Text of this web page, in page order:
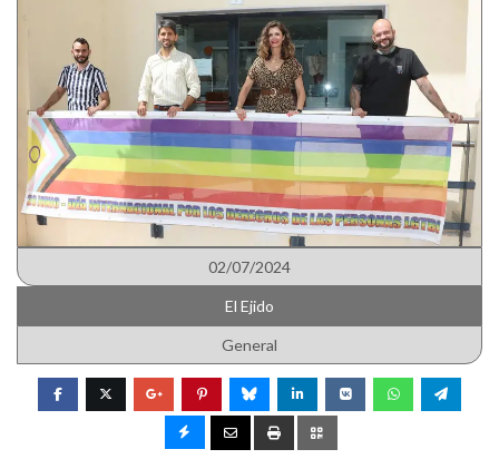
02/07/2024
El Ejido
General